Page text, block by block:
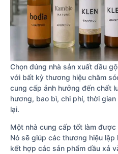
Chọn đúng nhà sản xuất dầu
với bất kỳ thương hiệu chăm
cung cấp ảnh hưởng đến chất
hương, bao bì, chi phí, thời
lại.
Một nhà cung cấp tốt làm
Nó sẽ giúp các thương hiệu
kết hợp các sản phẩm dầu xả